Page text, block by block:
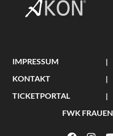
IMPRESSUM
KONTAKT
TICKETPORTAL
FWK FRAUEN